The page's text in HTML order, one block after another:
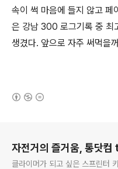
속이 썩 마음에 들지 않고 페
은 강남 300 로그기록 중 최
생겼다. 앞으로 자주 써먹을
자전거의 즐거움, 통닷
클라이머가 되고 싶은 스프린터